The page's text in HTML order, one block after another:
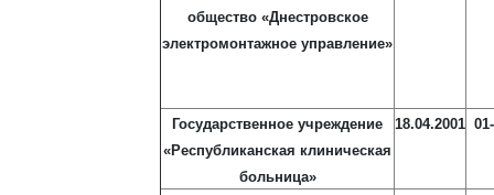
общество «Днестровское
электромонтажное управление»
Государственное учреждение
«Республиканская клиническая
больница»
18.04.2001